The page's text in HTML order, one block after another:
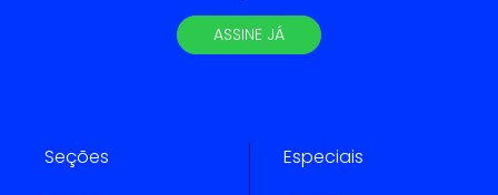
ASSINE JÁ
Seções Especiais